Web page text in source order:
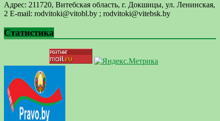
Адрес: 211720, Витебская область, г. Докшицы, ул. Ленинская,
2 E-mail: ​rodvitoki@​​vitobl​.by ; rodvitoki@vitebsk.by
Статистика